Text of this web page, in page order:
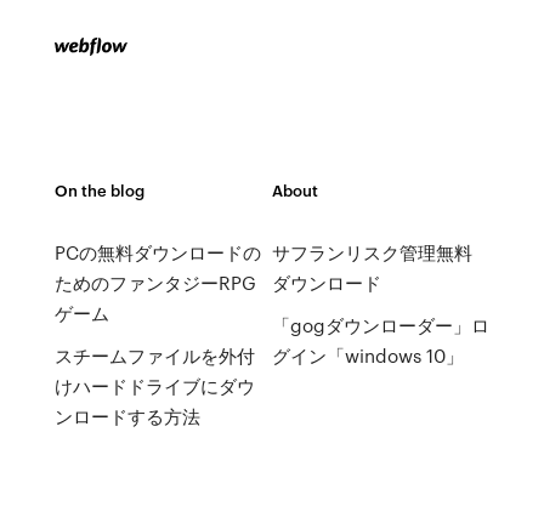
On the blog
PCの無料ダウンロードの
ためのファンタジーRPG
ゲーム
スチームファイルを外付
けハードドライブにダウ
ンロードする方法
About
サフランリスク管理無料
ダウンロード
「gogダウンローダー」ロ
グイン「windows 10」